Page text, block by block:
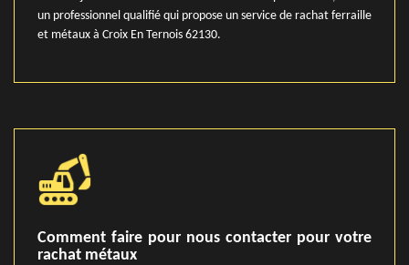
un professionnel qualifié qui propose un service de rachat ferraille
et métaux à Croix En Ternois 62130.
Comment faire pour nous contacter pour votre
rachat métaux